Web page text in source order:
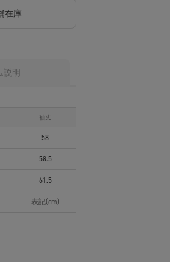
在庫
説明
袖丈
58
58.5
61.5
表記(cm)